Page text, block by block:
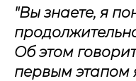
"Вы знаете, я
Об этом
первым этапом